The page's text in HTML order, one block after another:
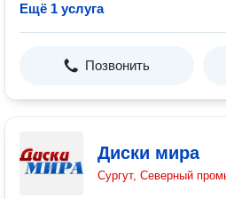
Ещё 1 услуга
Позвонить
Диски мира
Сургут, Северный